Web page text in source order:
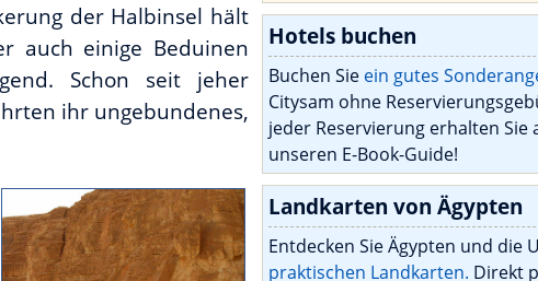
der Halbinsel hält
auch einige Beduinen
Schon seit jeher
ihr ungebundenes,
Hotels buchen
Buchen Sie ein gutes
Citysam ohne
jeder Reservierung erhalten Sie
unseren E-Book-Guide!
Landkarten von Ägypten
Entdecken Sie Ägypten und die
praktischen Landkarten. Direkt